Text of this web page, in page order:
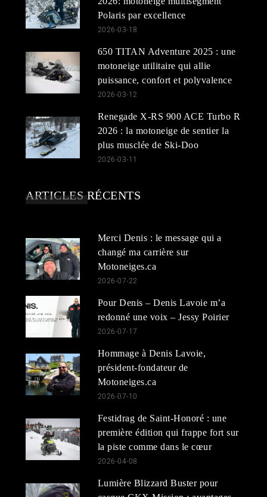
Polaris par excellence
2026-03-18
650 TITAN Adventure 2025 : une
motoneige utilitaire qui allie
puissance, confort et polyvalence
2026-03-12
Renegade X-RS 900 ACE Turbo R
2026 : la motoneige de sentier la
plus musclée de Ski-Doo
2026-03-11
ARTICLES RÉCENTS
Merci Denis : le message qui a
changé ma carrière sur
Motoneiges.ca
2026-07-22
Pour Denis – Denis Lavoie m’a
redonné une voix – Jessy Poirier
2026-07-17
Hommage à Denis Lavoie,
président-fondateur de
Motoneiges.ca
2026-07-10
Festidrag de Saint-Honoré : une
première édition qui frappe fort sur
la piste comme dans le cœur
2026-04-08
Lumière Blizzard Buster pour